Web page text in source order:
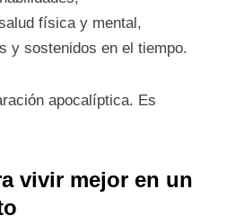
física y mental,
y sostenidos en el tiempo.
apocalíptica. Es
vivir mejor en un